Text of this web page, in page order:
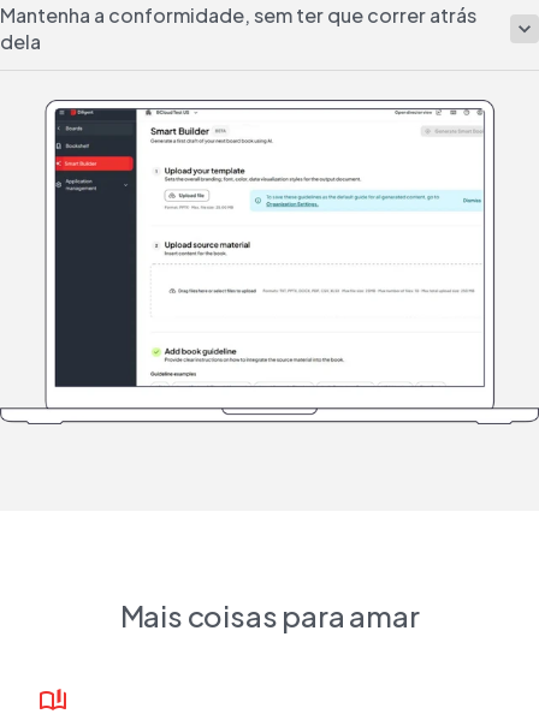
Mantenha a conformidade, sem ter que correr atrás
dela
Mais coisas para amar
book_ribbon